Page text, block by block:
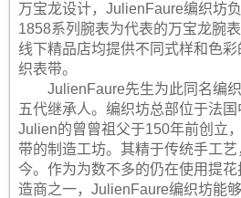
万宝龙设计，JulienFaure编织坊
1858系列腕表为代表的万宝龙腕
线下精品店均提供不同式样和色
织表带。
JulienFaure先生为此同名编
五代继承人。编织坊总部位于法
Julien的曾曾祖父于150年前创立
带的制造工坊。其精于传统手工
今。作为为数不多的仍在使用提花
造商之一，JulienFaure编织坊能